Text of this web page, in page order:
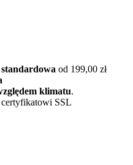
od 199,00 zł
klimatu.
SSL